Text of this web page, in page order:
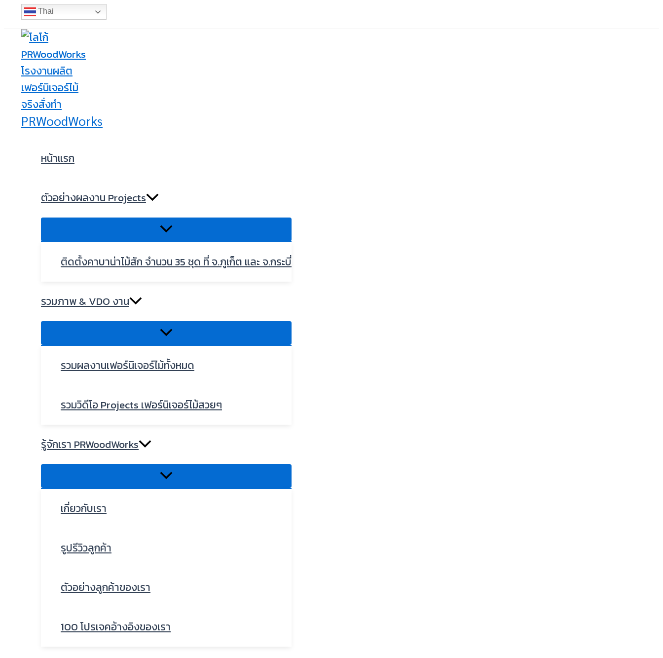
Skip
content
Thai
PRWoodWorks
หน้าแรก
ตัวอย่างผลงาน Projects
ติดตั้งคาบาน่าไม้สัก จำนวน 35 ชุด ที่ จ.ภูเก็ต และ จ.กระบี่
รวมภาพ & VDO งาน
รวมผลงานเฟอร์นิเจอร์ไม้ทั้งหมด
รวมวิดีโอ Projects เฟอร์นิเจอร์ไม้สวยๆ
รู้จักเรา PRWoodWorks
เกี่ยวกับเรา
รูปรีวิวลูกค้า
ตัวอย่างลูกค้าของเรา
100 โปรเจคอ้างอิงของเรา